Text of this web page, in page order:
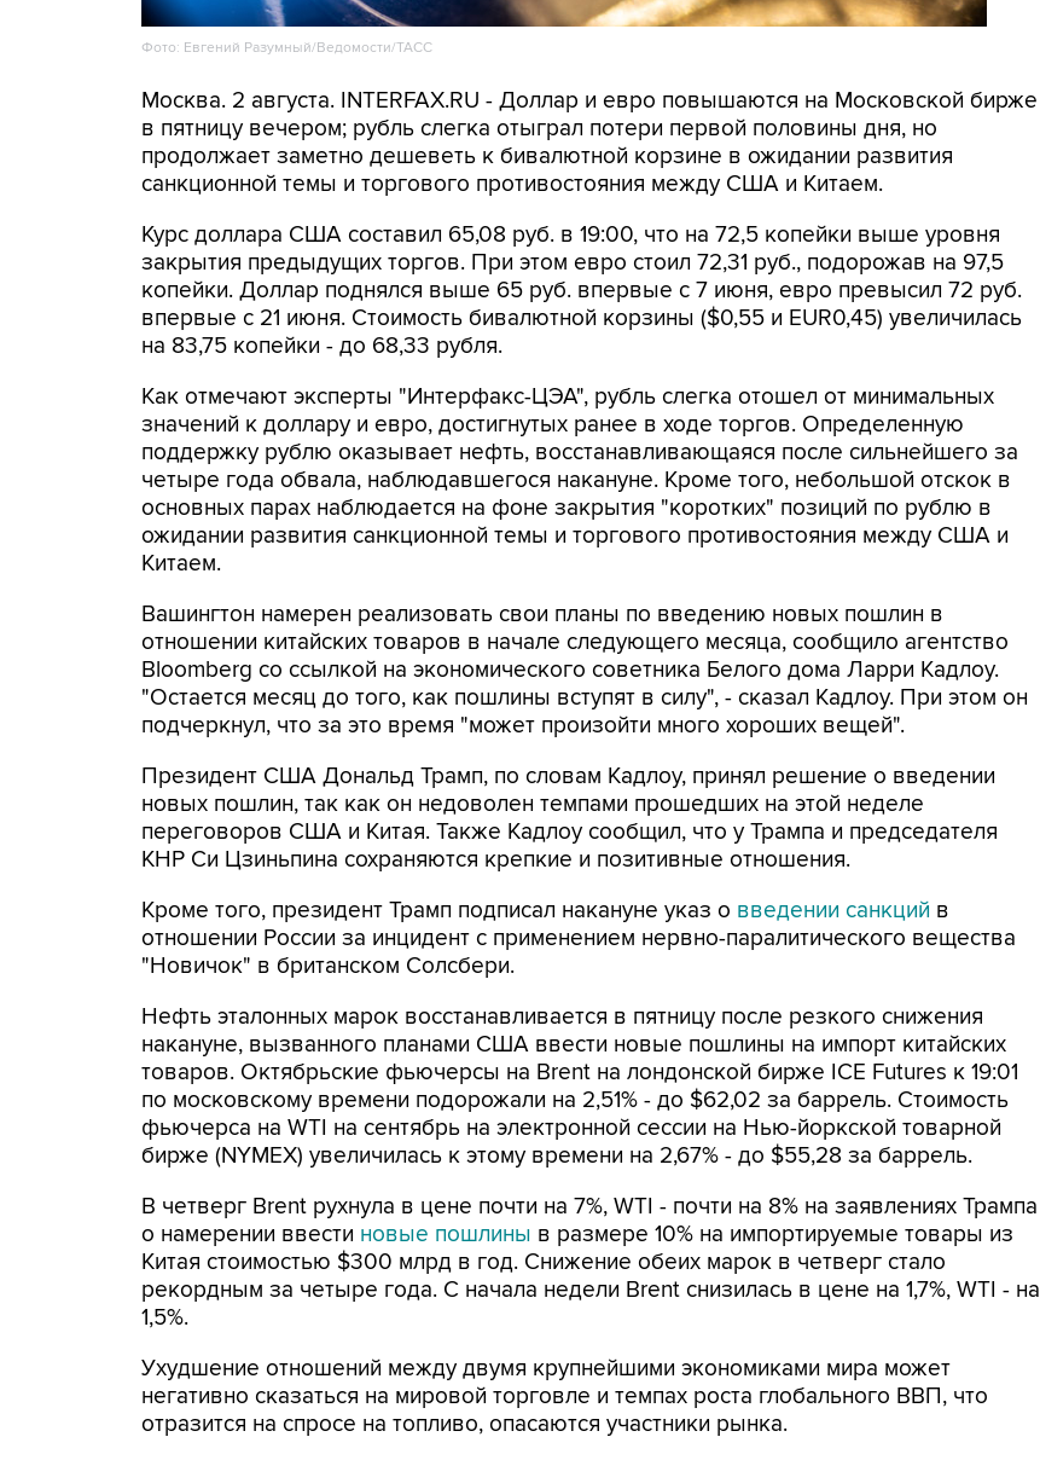
Фото: Евгений Разумный/Ведомости/ТАСС
Москва. 2 августа. INTERFAX.RU - Доллар и евро повышаются на Московской бирже
в пятницу вечером; рубль слегка отыграл потери первой половины дня, но
продолжает заметно дешеветь к бивалютной корзине в ожидании развития
санкционной темы и торгового противостояния между США и Китаем.
Курс доллара США составил 65,08 руб. в 19:00, что на 72,5 копейки выше уровня
закрытия предыдущих торгов. При этом евро стоил 72,31 руб., подорожав на 97,5
копейки. Доллар поднялся выше 65 руб. впервые с 7 июня, евро превысил 72 руб.
впервые с 21 июня. Стоимость бивалютной корзины ($0,55 и EUR0,45) увеличилась
на 83,75 копейки - до 68,33 рубля.
Как отмечают эксперты "Интерфакс-ЦЭА", рубль слегка отошел от минимальных
значений к доллару и евро, достигнутых ранее в ходе торгов. Определенную
поддержку рублю оказывает нефть, восстанавливающаяся после сильнейшего за
четыре года обвала, наблюдавшегося накануне. Кроме того, небольшой отскок в
основных парах наблюдается на фоне закрытия "коротких" позиций по рублю в
ожидании развития санкционной темы и торгового противостояния между США и
Китаем.
Вашингтон намерен реализовать свои планы по введению новых пошлин в
отношении китайских товаров в начале следующего месяца, сообщило агентство
Bloomberg со ссылкой на экономического советника Белого дома Ларри Кадлоу.
"Остается месяц до того, как пошлины вступят в силу", - сказал Кадлоу. При этом он
подчеркнул, что за это время "может произойти много хороших вещей".
Президент США Дональд Трамп, по словам Кадлоу, принял решение о введении
новых пошлин, так как он недоволен темпами прошедших на этой неделе
переговоров США и Китая. Также Кадлоу сообщил, что у Трампа и председателя
КНР Си Цзиньпина сохраняются крепкие и позитивные отношения.
Кроме того, президент Трамп подписал накануне указ о введении санкций в
отношении России за инцидент с применением нервно-паралитического вещества
"Новичок" в британском Солсбери.
Нефть эталонных марок восстанавливается в пятницу после резкого снижения
накануне, вызванного планами США ввести новые пошлины на импорт китайских
товаров. Октябрьские фьючерсы на Brent на лондонской бирже ICE Futures к 19:01
по московскому времени подорожали на 2,51% - до $62,02 за баррель. Стоимость
фьючерса на WTI на сентябрь на электронной сессии на Нью-йоркской товарной
бирже (NYMEX) увеличилась к этому времени на 2,67% - до $55,28 за баррель.
В четверг Brent рухнула в цене почти на 7%, WTI - почти на 8% на заявлениях Трампа
о намерении ввести новые пошлины в размере 10% на импортируемые товары из
Китая стоимостью $300 млрд в год. Снижение обеих марок в четверг стало
рекордным за четыре года. С начала недели Brent снизилась в цене на 1,7%, WTI - на
1,5%.
Ухудшение отношений между двумя крупнейшими экономиками мира может
негативно сказаться на мировой торговле и темпах роста глобального ВВП, что
отразится на спросе на топливо, опасаются участники рынка.